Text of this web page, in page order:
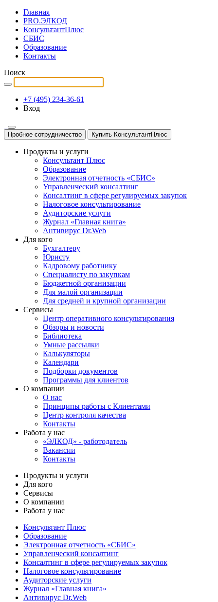
Главная
PRO.ЭЛКОД
КонсультантПлюс
СБИС
Образование
Контакты
Поиск
+7 (495) 234-36-61
Вход
Пробное сотрудничество Купить КонсультантПлюс
Продукты и услуги
Консультант Плюс
Образование
Электронная отчетность «СБИС»
Управленческий консалтинг
Консалтинг в сфере регулируемых закупок
Налоговое консультирование
Аудиторские услуги
Журнал «Главная книга»
Антивирус Dr.Web
Для кого
Бухгалтеру
Юристу
Кадровому работнику
Специалисту по закупкам
Бюджетной организации
Для малой организации
Для средней и крупной организации
Сервисы
Центр оперативного консультирования
Обзоры и новости
Библиотека
Умные рассылки
Калькуляторы
Календари
Подборки документов
Программы для клиентов
О компании
О нас
Принципы работы с Клиентами
Центр контроля качества
Контакты
Работа у нас
«ЭЛКОД» - работодатель
Вакансии
Контакты
Продукты и услуги
Для кого
Сервисы
О компании
Работа у нас
Консультант Плюс
Образование
Электронная отчетность «СБИС»
Управленческий консалтинг
Консалтинг в сфере регулируемых закупок
Налоговое консультирование
Аудиторские услуги
Журнал «Главная книга»
Антивирус Dr.Web